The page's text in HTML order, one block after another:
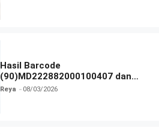
Hasil Barcode
(90)MD222882000100407 dan
Izin BPOM
Reya 08/03/2026